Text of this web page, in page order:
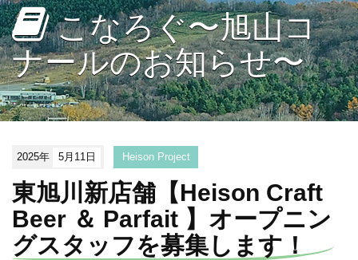
こなろぐ〜旭山コ
ナールのお知らせ〜
2025年 5月11日 Heison Project
東旭川新店舗【Heison Craft
Beer ＆ Parfait 】オープニン
グスタッフを募集します！